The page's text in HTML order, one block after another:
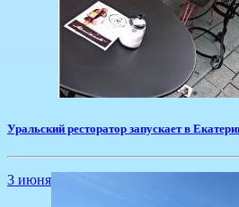
​Уральский ресторатор запускает в
3 июня